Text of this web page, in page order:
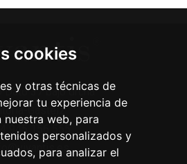
cookies
y otras técnicas de
tu experiencia de
nuestra web, para
personalizados y
para analizar el
Dato 37 bajo drcha
Gasteiz
945 156 555